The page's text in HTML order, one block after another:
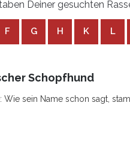
Deiner gesuchten
F G H K L
Schopfhund
Wie sein Name schon sagt,